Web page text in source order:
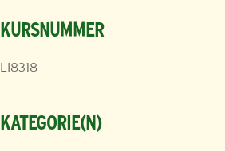
KURSNUMMER
LI8318
KATEGORIE(N)